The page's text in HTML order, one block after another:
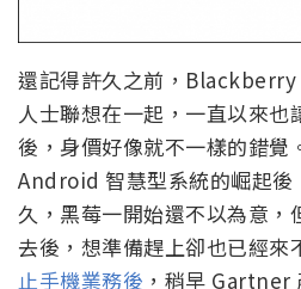
還記得許久之前，Blackberry
人士聯想在一起，一直以來也
後，身價好像就不一樣的錯覺
Android 智慧型系統的崛起後
久，黑莓一開始還不以為意，
去後，想準備趕上卻也已經來
止手機業務後 ，稍早 Gartner